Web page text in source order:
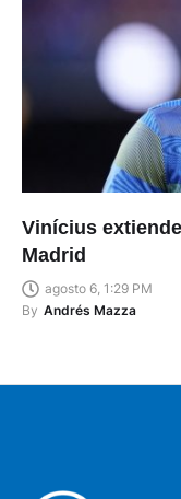
Vinícius
Madrid
agosto 6, 1:29 PM
By Andrés Mazza